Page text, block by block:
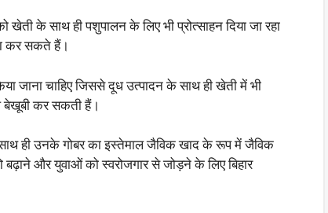
के साथ ही पशुपालन के लिए भी प्रोत्साहन दिया जा रहा
कर सकते हैं।
जाना चाहिए जिससे दूध उत्पादन के साथ ही खेती में भी
बेखूबी कर सकती हैं।
ही उनके गोबर का इस्तेमाल जैविक खाद के रूप में जैविक
और युवाओं को स्वरोजगार से जोड़ने के लिए बिहार